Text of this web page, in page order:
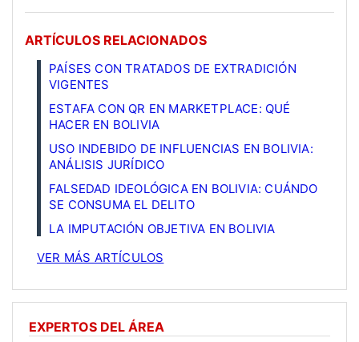
ARTÍCULOS RELACIONADOS
PAÍSES CON TRATADOS DE EXTRADICIÓN
VIGENTES
ESTAFA CON QR EN MARKETPLACE: QUÉ
HACER EN BOLIVIA
USO INDEBIDO DE INFLUENCIAS EN BOLIVIA:
ANÁLISIS JURÍDICO
FALSEDAD IDEOLÓGICA EN BOLIVIA: CUÁNDO
SE CONSUMA EL DELITO
LA IMPUTACIÓN OBJETIVA EN BOLIVIA
VER MÁS ARTÍCULOS
EXPERTOS DEL ÁREA